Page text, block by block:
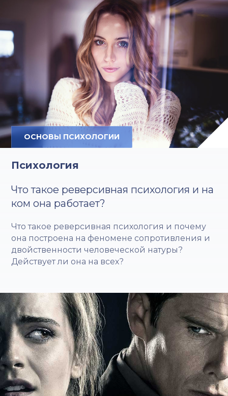
ОСНОВЫ ПСИХОЛОГИИ
Психология
Что такое реверсивная психология и на
ком она работает?
Что такое реверсивная психология и почему
она построена на феномене сопротивления и
двойственности человеческой натуры?
Действует ли она на всех?